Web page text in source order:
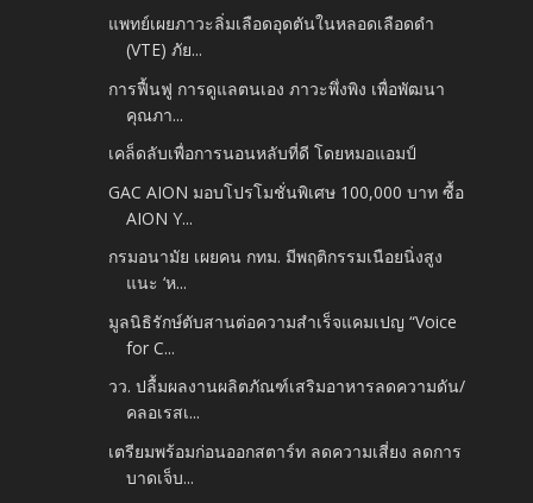
แพทย์เผยภาวะลิ่มเลือดอุดตันในหลอดเลือดดำ
(VTE) ภัย...
การฟื้นฟู การดูแลตนเอง ภาวะพึ่งพิง เพื่อพัฒนา
คุณภา...
เคล็ดลับเพื่อการนอนหลับที่ดี โดยหมอแอมป์
GAC AION มอบโปรโมชั่นพิเศษ 100,000 บาท ซื้อ
AION Y...
กรมอนามัย เผยคน กทม. มีพฤติกรรมเนือยนิ่งสูง
แนะ ‘ห...
มูลนิธิรักษ์ตับสานต่อความสำเร็จแคมเปญ “Voice
for C...
วว. ปลื้มผลงานผลิตภัณฑ์เสริมอาหารลดความดัน/
คลอเรสเ...
เตรียมพร้อมก่อนออกสตาร์ท ลดความเสี่ยง ลดการ
บาดเจ็บ...